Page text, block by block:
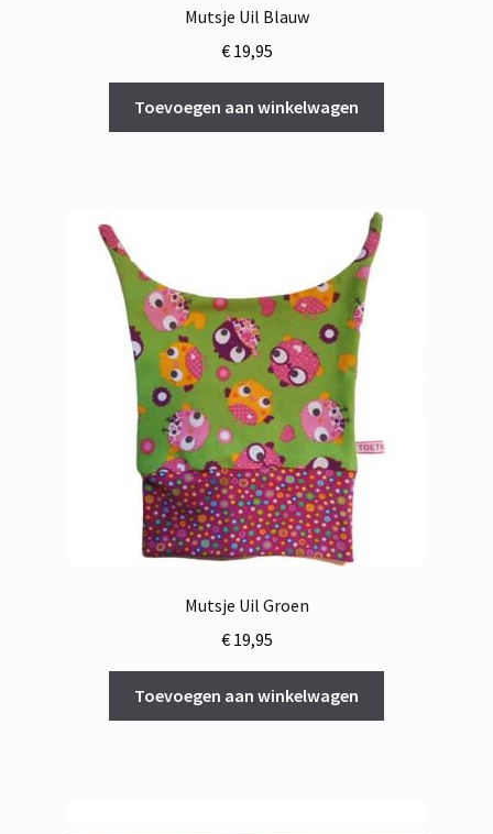
Mutsje Uil Blauw
€19,95
Toevoegen aan winkelwagen
Mutsje Uil Groen
€19,95
Toevoegen aan winkelwagen